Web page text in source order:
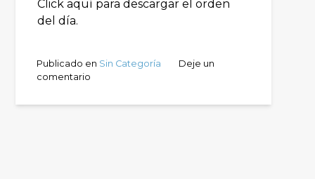
Click aquí para descargar el orden
del día.
Publicado en Sin Categoría
Deje un
comentario